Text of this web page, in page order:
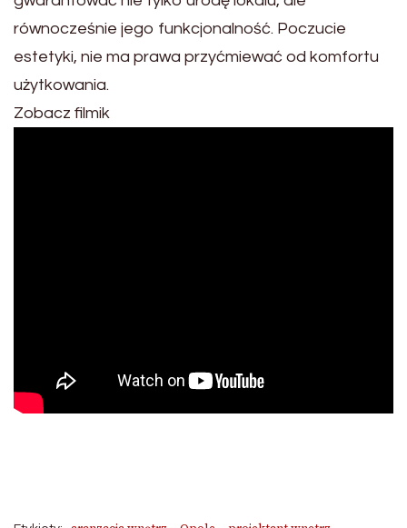
równocześnie jego funkcjonalność. Poczucie
estetyki, nie ma prawa przyćmiewać od komfortu
użytkowania.
Zobacz filmik